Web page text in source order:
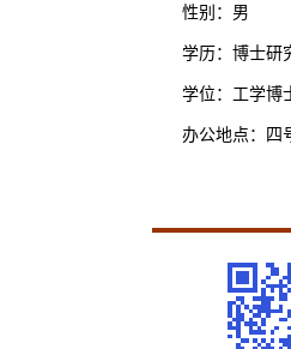
性别：男
学历：博士研
学位：工学博
办公地点：四